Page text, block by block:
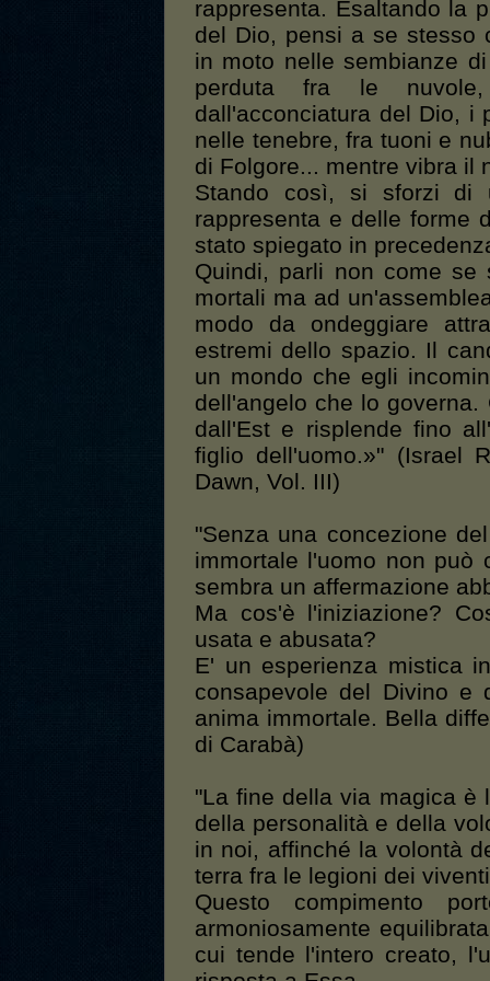
rappresenta. Esaltando la
del Dio, pensi a se stesso
in moto nelle sembianze
perduta fra le
dall'acconciatura del Dio, i
nelle tenebre, fra tuoni e
di Folgore... mentre vibra il
Stando così, si sforzi
rappresenta e delle forme
stato spiegato in
Quindi, parli non come se
mortali ma ad
modo da ondeggiare
estremi dello spazio. Il
un mondo che egli
dell'angelo che lo
dall'Est e risplende fino
figlio dell'uomo.»" (Israel
Dawn, Vol. III)
"Senza una concezione
immortale l'uomo non può
sembra un affermazione
Ma cos'è l'iniziazione?
usata e abusata?
E' un esperienza mistica
consapevole del Divino e
anima immortale. Bella
di Carabà)
"La fine della via magica è
della personalità e della
in noi, affinché la volontà
terra fra le legioni dei
Questo compimento
armoniosamente
cui tende l'intero creato,